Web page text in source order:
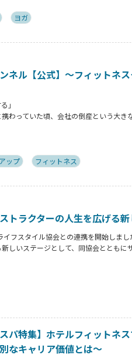
ヨガ
ネル【公式】～フィットネ
」
わっていた頃、会社の倒産という大き
ファントレイン」代表近藤健祐さんに
や違約金制度はお客様を大切にする仕
ップ フィットネス
トラクターの人生を広げる
フスタイル協会との連携を開始しま
しいステージとして、同協会とともに
パ特集】ホテルフィットネ
なキャリア価値とは～